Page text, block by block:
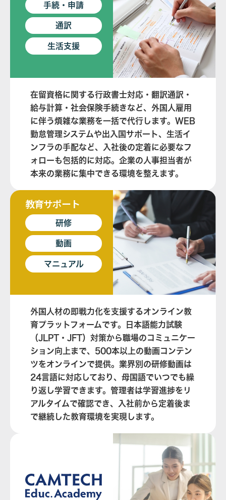
手続・申請
通訳
生活支援
在留資格に関する行政書士対応・翻訳通訳・
給与計算・社会保険手続きなど、外国人雇用
に伴う煩雑な業務を一括で代行します。WEB
勤怠管理システムや出入国サポート、生活イ
ンフラの手配など、入社後の定着に必要なフ
ォローも包括的に対応。企業の人事担当者が
本来の業務に集中できる環境を整えます。
教育サポート
研修
動画
マニュアル
外国人材の即戦力化を支援するオンライン教
育プラットフォームです。日本語能力試験
（JLPT・JFT）対策から職場のコミュニケー
ション向上まで、500本以上の動画コンテン
ツをオンラインで提供。業界別の研修動画は
24言語に対応しており、母国語でいつでも繰
り返し学習できます。管理者は学習進捗をリ
アルタイムで確認でき、入社前から定着後ま
で継続した教育環境を実現します。